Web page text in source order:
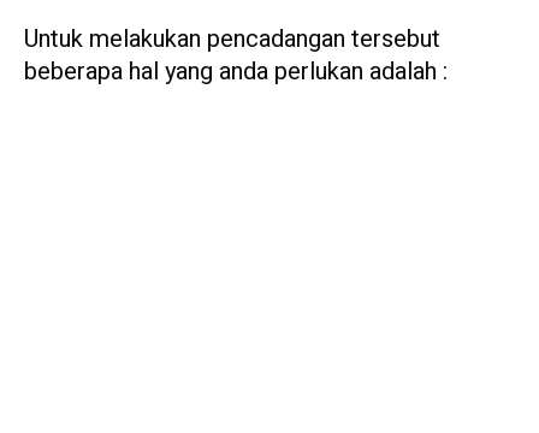
Untuk melakukan pencadangan tersebut
beberapa hal yang anda perlukan adalah :